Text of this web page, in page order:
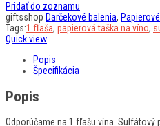
Pridať do zoznamu
giftsshop Darčekové balenia,
Tags:1 fľaša, papierová taška na víno,
Quick view
Popis
Špecifikácia
Popis
Odporúčame na 1 fľašu vína. Sulfátový